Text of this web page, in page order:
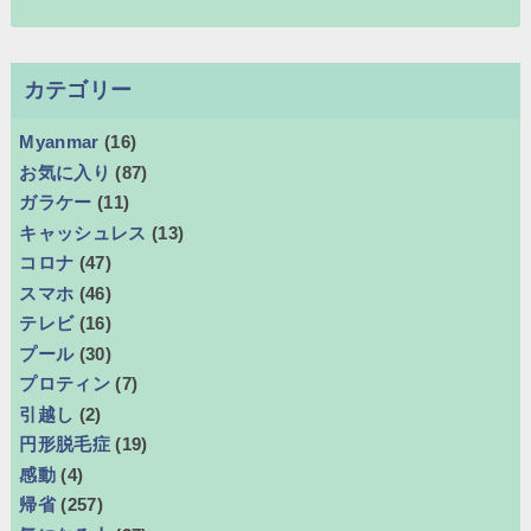
カテゴリー
Myanmar (16)
お気に入り (87)
ガラケー (11)
キャッシュレス (13)
コロナ (47)
スマホ (46)
テレビ (16)
プール (30)
プロティン (7)
引越し (2)
円形脱毛症 (19)
感動 (4)
帰省 (257)